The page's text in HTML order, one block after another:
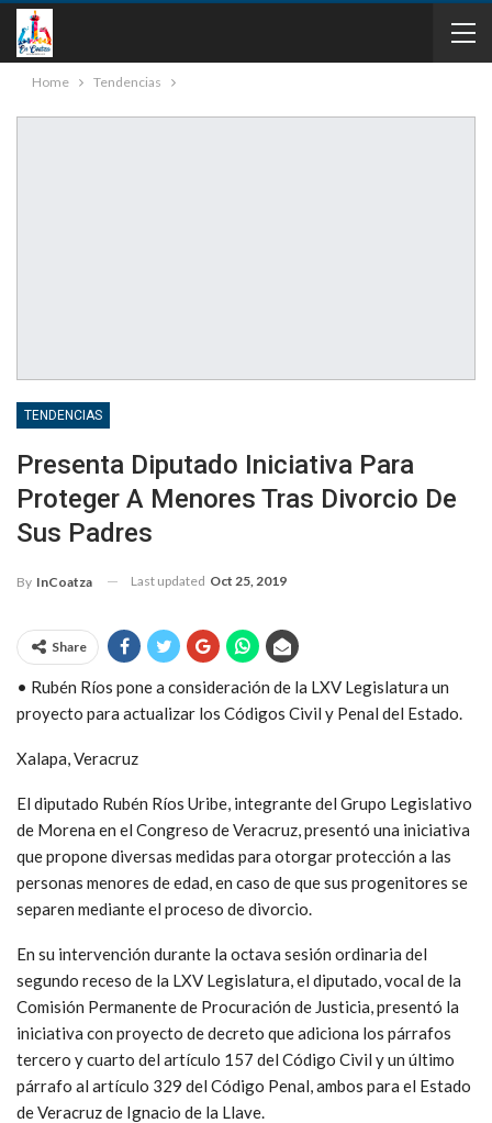
Home Tendencias
TENDENCIAS
Presenta Diputado Iniciativa Para
Proteger A Menores Tras Divorcio De
Sus Padres
By InCoatza Last updated Oct 25, 2019
Share
• Rubén Ríos pone a consideración de la LXV Legislatura un
proyecto para actualizar los Códigos Civil y Penal del Estado.
Xalapa, Veracruz
El diputado Rubén Ríos Uribe, integrante del Grupo Legislativo
de Morena en el Congreso de Veracruz, presentó una iniciativa
que propone diversas medidas para otorgar protección a las
personas menores de edad, en caso de que sus progenitores se
separen mediante el proceso de divorcio.
En su intervención durante la octava sesión ordinaria del
segundo receso de la LXV Legislatura, el diputado, vocal de la
Comisión Permanente de Procuración de Justicia, presentó la
iniciativa con proyecto de decreto que adiciona los párrafos
tercero y cuarto del artículo 157 del Código Civil y un último
párrafo al artículo 329 del Código Penal, ambos para el Estado
de Veracruz de Ignacio de la Llave.